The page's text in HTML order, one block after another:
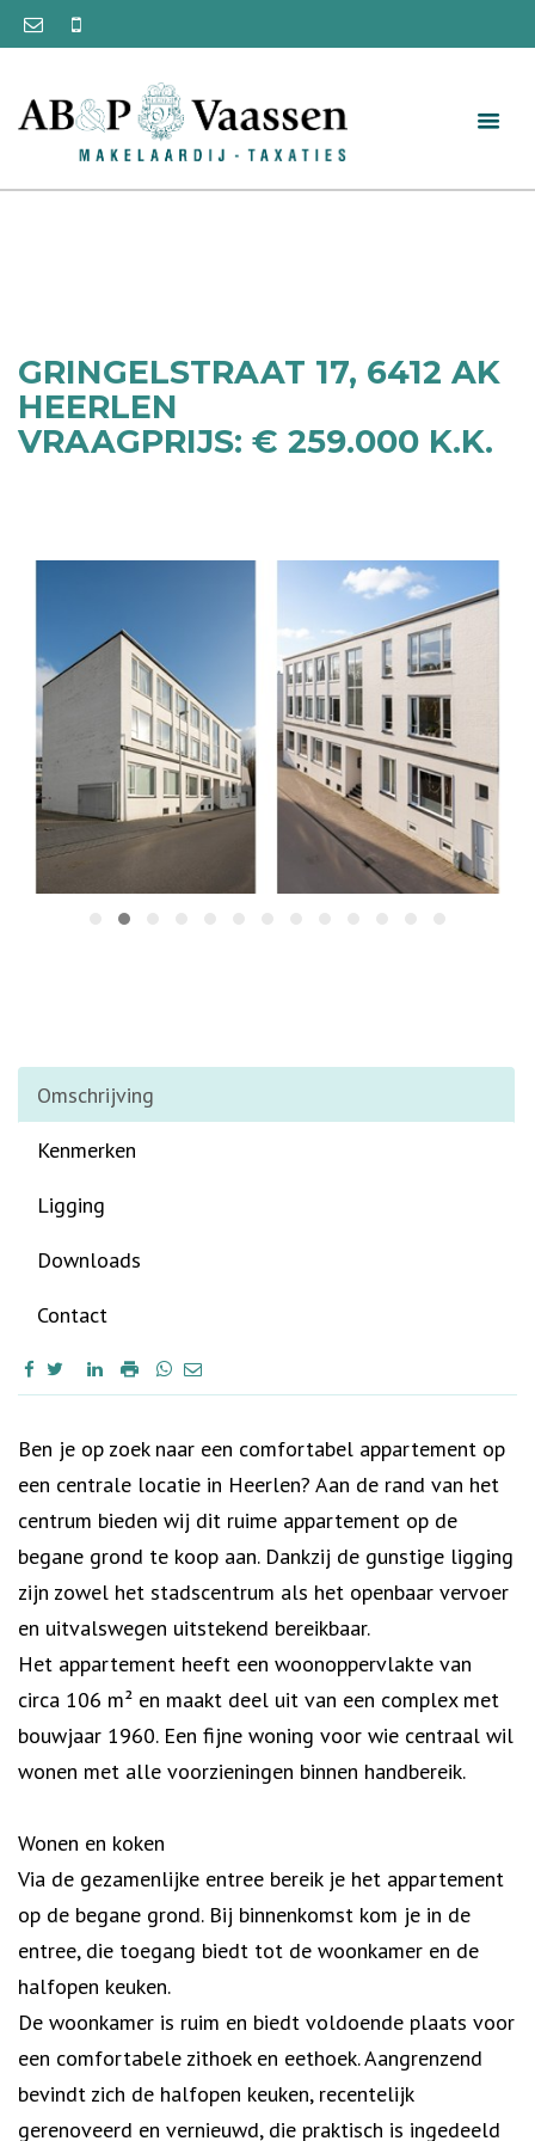
GRINGELSTRAAT 17, 6412 AK
HEERLEN
VRAAGPRIJS: € 259.000 K.K.
Omschrijving
Kenmerken
Ligging
Downloads
Contact
Omschrijving
Ben je op zoek naar een comfortabel appartement op
een centrale locatie in Heerlen? Aan de rand van het
centrum bieden wij dit ruime appartement op de
begane grond te koop aan. Dankzij de gunstige ligging
zijn zowel het stadscentrum als het openbaar vervoer
en uitvalswegen uitstekend bereikbaar.
Het appartement heeft een woonoppervlakte van
circa 106 m² en maakt deel uit van een complex met
bouwjaar 1960. Een fijne woning voor wie centraal wil
wonen met alle voorzieningen binnen handbereik.
Wonen en koken
Via de gezamenlijke entree bereik je het appartement
op de begane grond. Bij binnenkomst kom je in de
entree, die toegang biedt tot de woonkamer en de
halfopen keuken.
De woonkamer is ruim en biedt voldoende plaats voor
een comfortabele zithoek en eethoek. Aangrenzend
bevindt zich de halfopen keuken, recentelijk
gerenoveerd en vernieuwd, die praktisch is ingedeeld